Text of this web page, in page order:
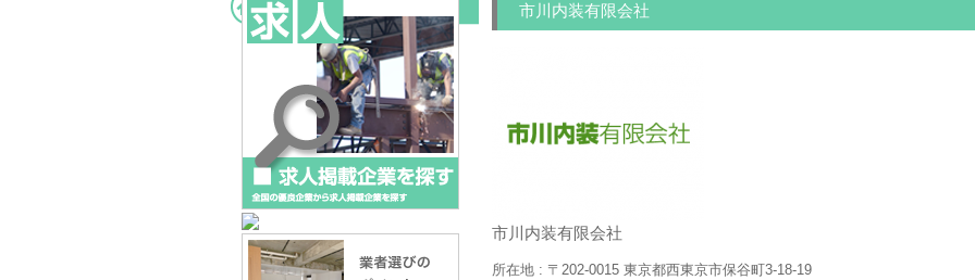
市川内装有限会社
市川内装有限会社
所在地 : 〒202-0015 東京都西東京市保谷町3-18-19